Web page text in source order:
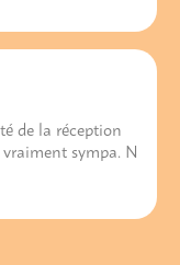
de la réception
sympa. N